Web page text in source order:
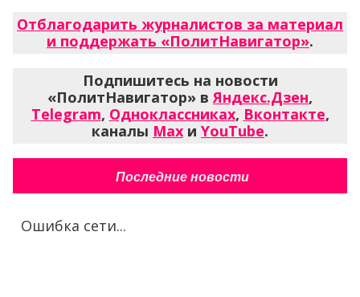
Отблагодарить журналистов за материал
и поддержать «ПолитНавигатор».
Подпишитесь на новости
«ПолитНавигатор» вЯндекс.Дзен,
Telegram, Одноклассниках, Вконтакте,
каналы Max и YouTube.
Последние новости
Ошибка сети...